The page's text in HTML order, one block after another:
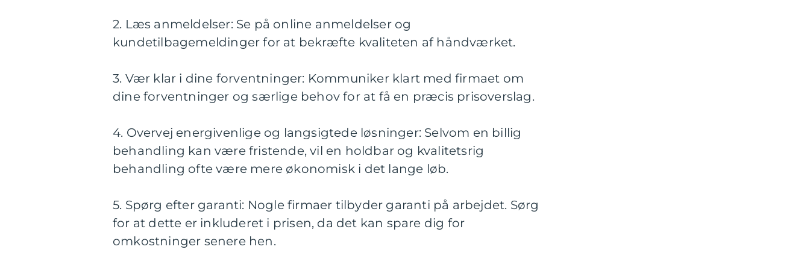
2. Læs anmeldelser: Se på online anmeldelser og
kundetilbagemeldinger for at bekræfte kvaliteten af håndværket.
3. Vær klar i dine forventninger: Kommuniker klart med firmaet om
dine forventninger og særlige behov for at få en præcis prisoverslag.
4. Overvej energivenlige og langsigtede løsninger: Selvom en billig
behandling kan være fristende, vil en holdbar og kvalitetsrig
behandling ofte være mere økonomisk i det lange løb.
5. Spørg efter garanti: Nogle firmaer tilbyder garanti på arbejdet. Sørg
for at dette er inkluderet i prisen, da det kan spare dig for
omkostninger senere hen.